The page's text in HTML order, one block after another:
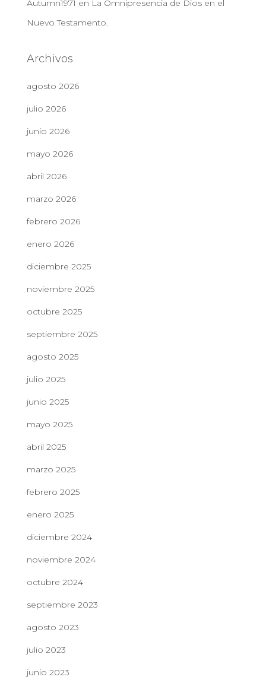
Autumn1971 en La Omnipresencia de Dios en el
Nuevo Testamento.
Archivos
agosto 2026
julio 2026
junio 2026
mayo 2026
abril 2026
marzo 2026
febrero 2026
enero 2026
diciembre 2025
noviembre 2025
octubre 2025
septiembre 2025
agosto 2025
julio 2025
junio 2025
mayo 2025
abril 2025
marzo 2025
febrero 2025
enero 2025
diciembre 2024
noviembre 2024
octubre 2024
septiembre 2023
agosto 2023
julio 2023
junio 2023